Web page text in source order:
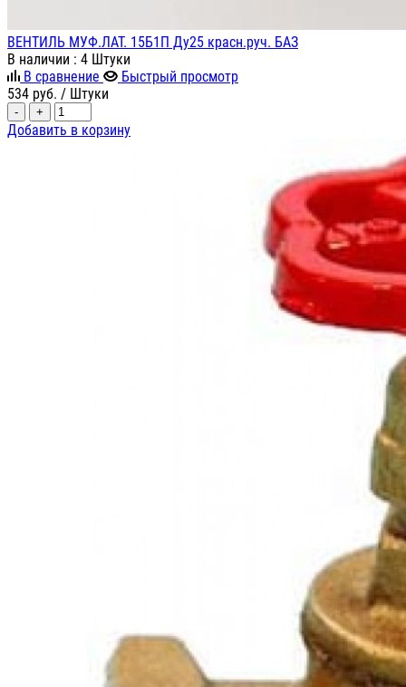
ВЕНТИЛЬ МУФ.ЛАТ. 15Б1П Ду25 красн.руч. БАЗ
В наличии : 4 Штуки
В сравнение
Быстрый просмотр
534 руб. / Штуки
- +
Добавить в корзину